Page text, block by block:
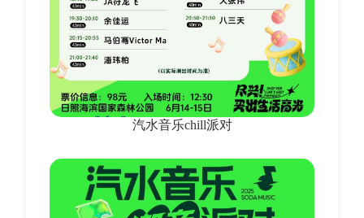
汽水音乐chill派对